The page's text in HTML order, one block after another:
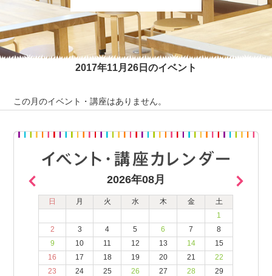
2017年11月26日のイベント
この月のイベント・講座はありません。
2026年08月
日 月 火 水 木 金
土
1
2
3 4 5 6 7
8
9
10 11 12 13 14
15
16
17 18 19 20 21
22
23
24 25 26 27 28
29